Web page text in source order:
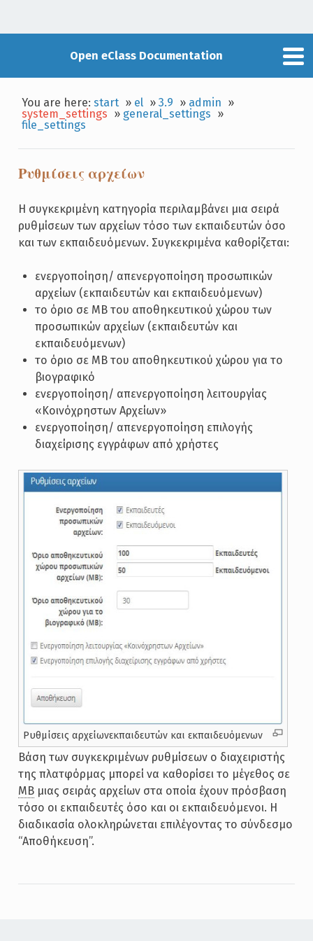
Open eClass Documentation
You are here:start » el »3.9 » admin »
system_settings » general_settings »
file_settings
Ρυθμίσεις αρχείων
Η συγκεκριμένη κατηγορία περιλαμβάνει μια σειρά
ρυθμίσεων των αρχείων τόσο των εκπαιδευτών όσο
και των εκπαιδευόμενων. Συγκεκριμένα καθορίζεται:
ενεργοποίηση/ απενεργοποίηση προσωπικών
αρχείων (εκπαιδευτών και εκπαιδευόμενων)
το όριο σε ΜΒ του αποθηκευτικού χώρου των
προσωπικών αρχείων (εκπαιδευτών και
εκπαιδευόμενων)
το όριο σε ΜΒ του αποθηκευτικού χώρου για το
βιογραφικό
ενεργοποίηση/ απενεργοποίηση λειτουργίας
«Κοινόχρηστων Αρχείων»
ενεργοποίηση/ απενεργοποίηση επιλογής
διαχείρισης εγγράφων από χρήστες
Ρυθμίσεις αρχείωνεκπαιδευτών και εκπαιδευόμενων
Βάση των συγκεκριμένων ρυθμίσεων ο διαχειριστής
της πλατφόρμας μπορεί να καθορίσει το μέγεθος σε
MBμιας σειράς αρχείων στα οποία έχουν πρόσβαση
τόσο οι εκπαιδευτές όσο και οι εκπαιδευόμενοι. Η
διαδικασία ολοκληρώνεται επιλέγοντας το σύνδεσμο
“Αποθήκευση”.